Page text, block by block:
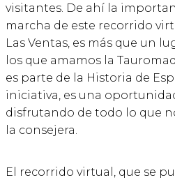
visitantes. De ahí la
marcha de este recorrido
Las Ventas, es más que un
los que amamos la
es parte de la Historia de
iniciativa, es una
disfrutando de todo lo que
la consejera.
El recorrido virtual, que se